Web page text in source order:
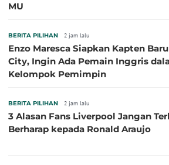
MU
BERITA PILIHAN 2 jam lalu
Enzo Maresca Siapkan Kapten
City, Ingin Ada Pemain Inggris
Kelompok Pemimpin
BERITA PILIHAN 2 jam lalu
3 Alasan Fans Liverpool Jangan
Berharap kepada Ronald Araujo